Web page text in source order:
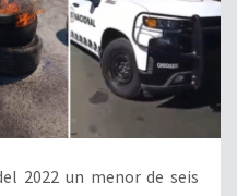
2022 un menor de seis